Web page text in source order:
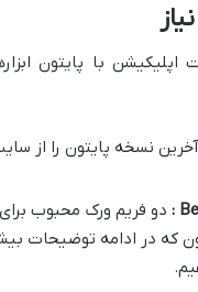
با پایتون
آخرین نسخه پایتون را از
: دو فریم ورک محبوب
که در ادامه توضیحات